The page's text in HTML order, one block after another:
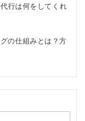
行は何をしてくれ
の仕組みとは？方